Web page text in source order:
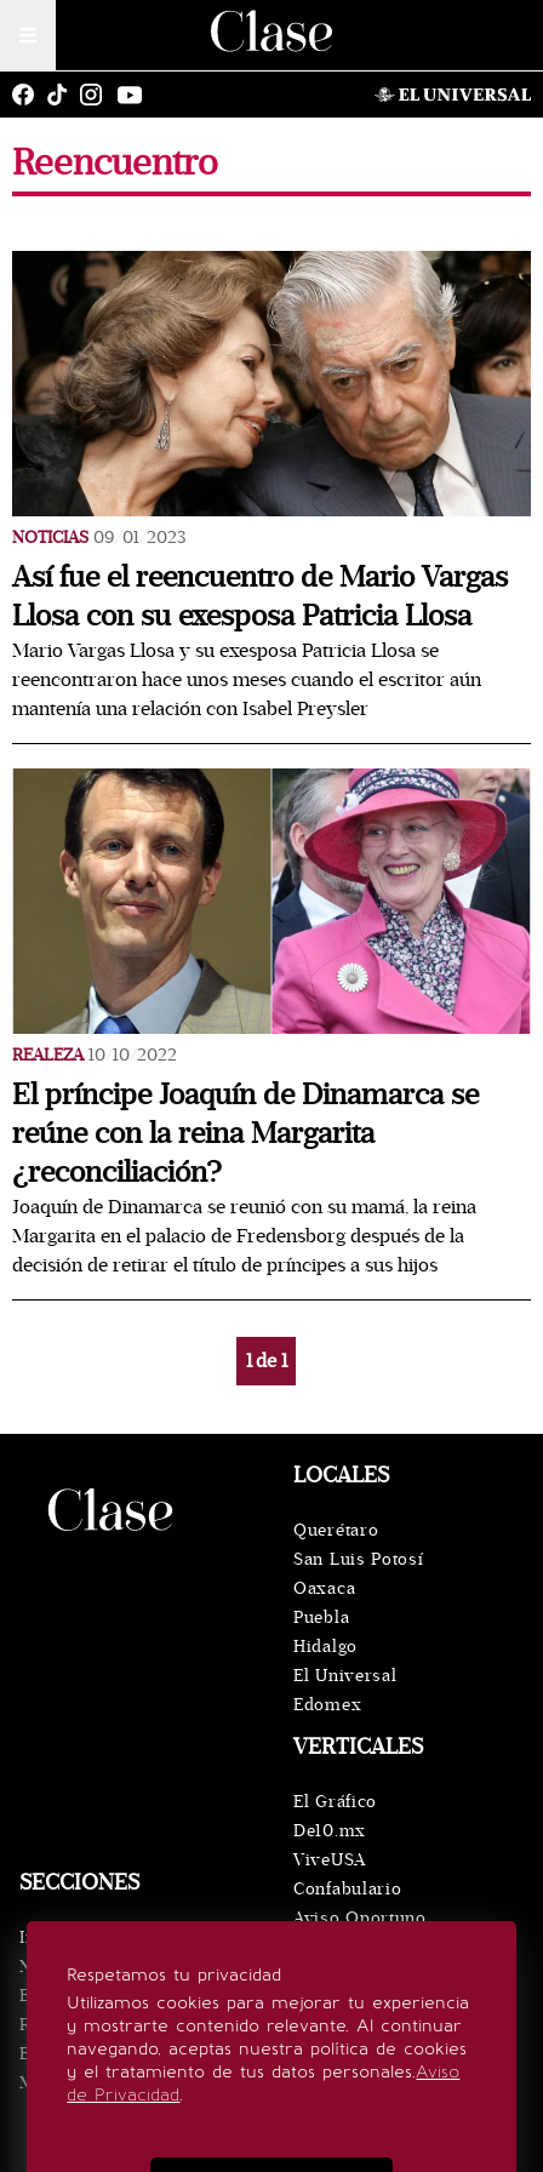
Reencuentro
NOTICIAS 09/01/2023
Así fue el reencuentro de Mario Vargas
Llosa con su exesposa Patricia Llosa
Mario Vargas Llosa y su exesposa Patricia Llosa se
reencontraron hace unos meses cuando el escritor aún
mantenía una relación con Isabel Preysler
REALEZA 10/10/2022
El príncipe Joaquín de Dinamarca se
reúne con la reina Margarita
¿reconciliación?
Joaquín de Dinamarca se reunió con su mamá, la reina
Margarita en el palacio de Fredensborg después de la
decisión de retirar el título de príncipes a sus hijos
1de1
Respetamos tu privacidad
Utilizamos cookies para mejorar tu experiencia
y mostrarte contenido relevante. Al continuar
navegando, aceptas nuestra política de cookies
y el tratamiento de tus datos personales.Aviso
de Privacidad.
SECCIONES
Inicio
Noticias
Eventos
Realeza
Estilo de vida
Minuto x Minuto
VERTICALES
El Gráfico
De10.mx
ViveUSA
Confabulario
Aviso Oportuno
LOCALES
Querétaro
San Luis Potosí
Oaxaca
Puebla
Hidalgo
El Universal
Edomex
SÍGUENOS